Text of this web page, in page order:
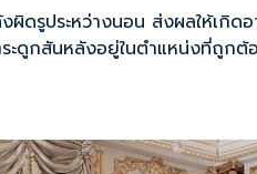
ดรูประหว่างนอน ส่งผลให้เกิ
ระดูกสันหลังอยู่ในตำแหน่งที่ถู